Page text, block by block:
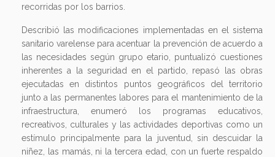
recorridas por los barrios.
Describió las modificaciones implementadas en el sistema
sanitario varelense para acentuar la prevención de acuerdo a
las necesidades según grupo etario, puntualizó cuestiones
inherentes a la seguridad en el partido, repasó las obras
ejecutadas en distintos puntos geográficos del territorio
junto a las permanentes labores para el mantenimiento de la
infraestructura, enumeró los programas educativos,
recreativos, culturales y las actividades deportivas como un
estímulo principalmente para la juventud, sin descuidar la
niñez, las mamás, ni la tercera edad, con un fuerte respaldo